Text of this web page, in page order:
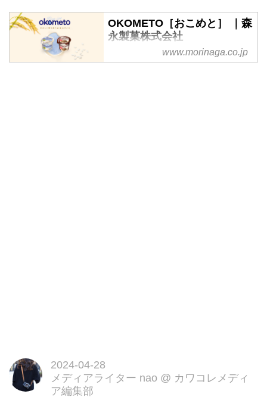
OKOMETO［おこめと］ ｜森
永製菓株式会社
やさしく寄り添うお米のアイス
www.morinaga.co.jp
2024-04-28
メディアライター nao @ カワコレメディ
ア編集部